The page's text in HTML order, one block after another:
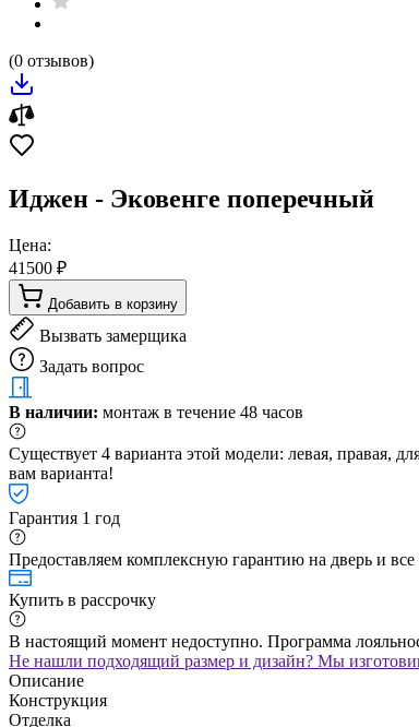
(0 отзывов)
Иджен - Эковенге поперечный
Цена:
41500 ₽
Добавить в корзину
Вызвать замерщика
Задать вопрос
В наличии: монтаж в течение 48 часов
Существует 4 варианта этой модели: левая, правая,
вам варианта!
Гарантия 1 год
Предоставляем комплексную гарантию на дверь и
Купить в рассрочку
В настоящий момент недоступно. Программа
Не нашли подходящий размер и дизайн? Мы
Описание
Конструкция
Отделка